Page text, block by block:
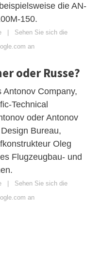
die AN-
150.
| Sehen Sie sich die
an
oder Russe?
Company,
Technical
oder Antonov
Bureau,
Oleg
Flugzeugbau- und
| Sehen Sie sich die
an